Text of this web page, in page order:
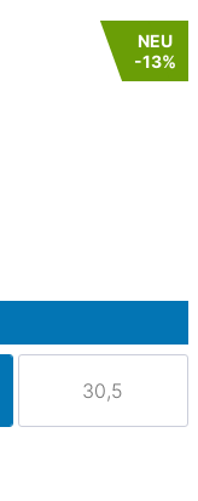
NEU
-13%
30,5